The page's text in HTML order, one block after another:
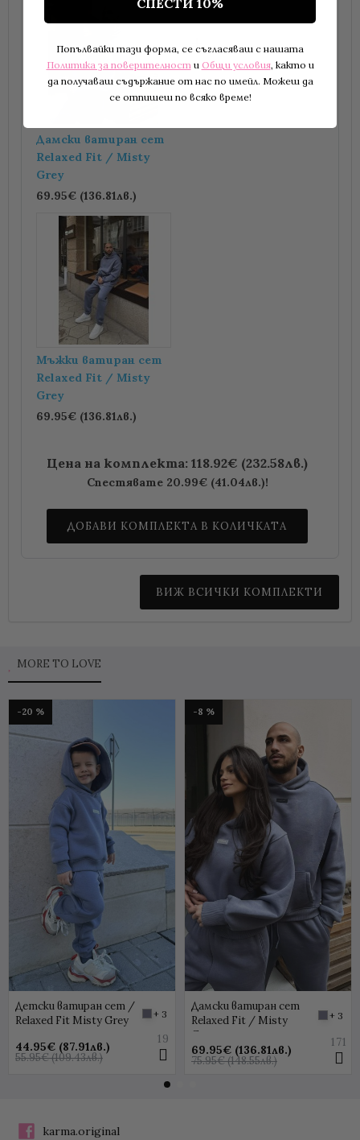
Дамски ватиран сет
Relaxed Fit / Misty
Grey
69.95€ (136.81лв.)
+
Мъжки ватиран сет
Relaxed Fit / Misty
Grey
69.95€ (136.81лв.)
Цена на комплекта: 118.92€ (232.58лв.)
Спестявате 20.99€ (41.04лв.)!
ДОБАВИ КОМПЛЕКТА В КОЛИЧКАТА
ВИЖ ВСИЧКИ КОМПЛЕКТИ
MORE TO LOVE
-20 %
Детски ватиран сет /
Relaxed Fit Misty Grey
+ 3
44.95€ (87.91лв.)
55.95€ (109.43лв.)
19
-8 %
Дамски ватиран сет
Relaxed Fit / Misty
Grey
+ 3
69.95€ (136.81лв.)
75.95€ (148.55лв.)
171
karma.original
СПЕСТИ 10%
Попълвайки тази форма, се съгласяваш с нашата
Политика за поверителности Общи условия, както и
да получаваш съдържание от нас по имейл. Можеш да
се отпишеш по всяко време!